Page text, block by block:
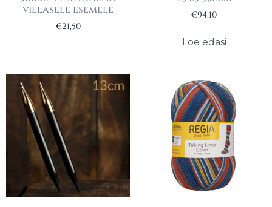
villasele esemele
€21,50
€94,10
Loe edasi